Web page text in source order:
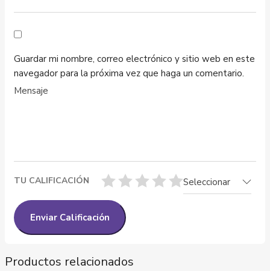
Guardar mi nombre, correo electrónico y sitio web en este
navegador para la próxima vez que haga un comentario.
TU CALIFICACIÓN Seleccionar
Productos relacionados